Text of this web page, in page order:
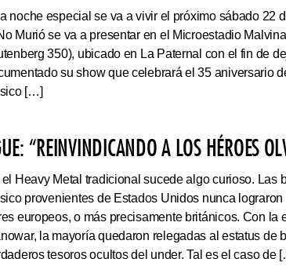
noche especial se va a vivir el próximo sábado 22
Murió se va a presentar en el Microestadio
350), ubicado en La Paternal con el fin de
su show que celebrará el 35 aniversario
[…]
“REINVINDICANDO A LOS HÉROES
el Heavy Metal tradicional sucede algo curioso. Las
provenientes de Estados Unidos nunca
europeos, o más precisamente británicos. Con la
la mayoría quedaron relegadas al estatus de
tesoros ocultos del under. Tal es el caso de